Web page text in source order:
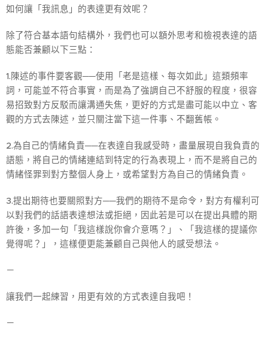
如何讓「我訊息」的表達更有效呢？
除了符合基本語句結構外，我們也可以額外思考和檢視表達的語
態能否兼顧以下三點：
1.陳述的事件要客觀──使用「老是這樣、每次如此」這類頻率
詞，可能並不符合事實，而是為了強調自己不舒服的程度，很容
易招致對方反駁而讓溝通失焦，更好的方式是盡可能以中立、客
觀的方式去陳述，並只關注當下這一件事、不翻舊帳。
2.為自己的情緒負責──在表達自我感受時，盡量展現自我負責的
語態，將自己的情緒連結到特定的行為表現上，而不是將自己的
情緒怪罪到對方整個人身上，或希望對方為自己的情緒負責。
3.提出期待也要關照對方──我們的期待不是命令，對方有權利可
以對我們的話語表達想法或拒絕，因此若是可以在提出具體的期
許後，多加一句「我這樣說你會介意嗎？」、「我這樣的提議你
覺得呢？」，這樣便更能兼顧自己與他人的感受想法。
－
讓我們一起練習，用更有效的方式表達自我吧！
－